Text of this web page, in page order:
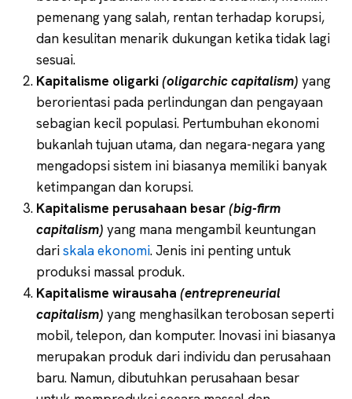
pemenang yang salah, rentan terhadap korupsi,
dan kesulitan menarik dukungan ketika tidak lagi
sesuai.
Kapitalisme oligarki(oligarchic capitalism) yang
berorientasi pada perlindungan dan pengayaan
sebagian kecil populasi. Pertumbuhan ekonomi
bukanlah tujuan utama, dan negara-negara yang
mengadopsi sistem ini biasanya memiliki banyak
ketimpangan dan korupsi.
Kapitalisme perusahaan besar(big-firm
capitalism) yang mana mengambil keuntungan
dariskala ekonomi. Jenis ini penting untuk
produksi massal produk.
Kapitalisme wirausaha (entrepreneurial
capitalism) yang menghasilkan terobosan seperti
mobil, telepon, dan komputer. Inovasi ini biasanya
merupakan produk dari individu dan perusahaan
baru. Namun, dibutuhkan perusahaan besar